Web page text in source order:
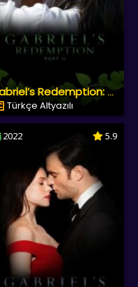
Gabriel’s Redemption: Part II
Türkçe Altyazılı
2022 5.9